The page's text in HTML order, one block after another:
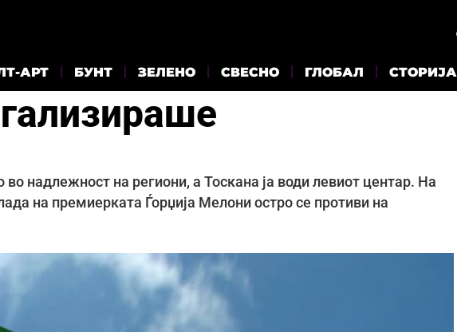
АРТ БУНТ ЗЕЛЕНО СВЕСНО ГЛОБАЛ СТОРИЈА
надлежност на региони, а Тоскана ја води левиот центар. На
на премиерката Ѓорџија Мелони остро се противи на